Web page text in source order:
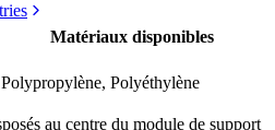
Matériaux disponibles
Polypropylène, Polyéthylène
au centre du module de support